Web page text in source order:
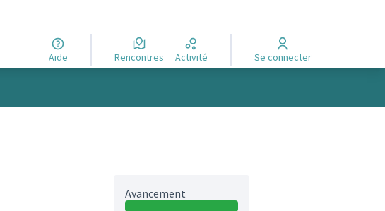
Aide Rencontres Activité Se connecter
Avancement